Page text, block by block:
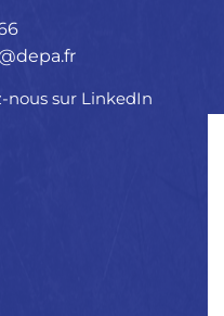
33 66
nous sur LinkedIn